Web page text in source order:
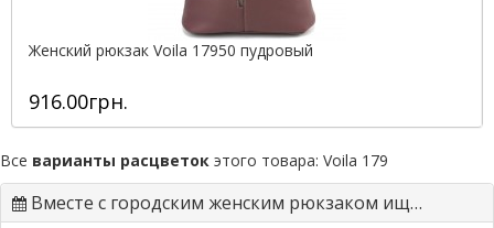
Женский рюкзак Voila 17950 пудровый
916.00грн.
Все варианты расцветок этого товара: Voila 179
Вместе с городским женским рюкзаком ищут